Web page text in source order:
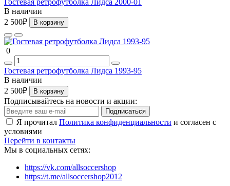
В наличии
2 500₽
В корзину
0
Гостевая ретрофутболка Лидса 1993-95
В наличии
2 500₽
В корзину
Подписывайтесь на новости и акции:
Подписаться
Я прочитал Политика конфиденциальности и согласен с
условиями
Перейти в контакты
Мы в социальных сетях:
https://vk.com/allsoccershop
https://t.me/allsoccershop2012